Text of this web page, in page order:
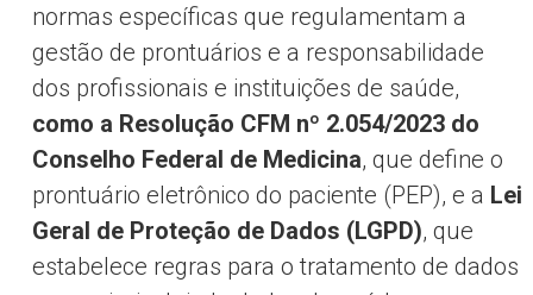
normas específicas que regulamentam a
gestão de prontuários e a responsabilidade
dos profissionais e instituições de saúde,
como a Resolução CFM nº 2.054/2023 do
Conselho Federal de Medicina, que define o
prontuário eletrônico do paciente (PEP), e a Lei
Geral de Proteção de Dados (LGPD), que
estabelece regras para o tratamento de dados